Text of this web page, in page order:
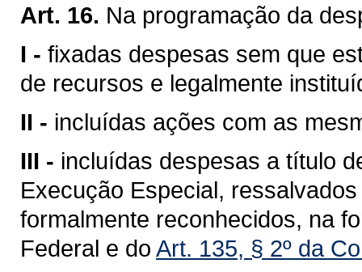
Art. 16. Na programação da
I - fixadas despesas sem que
de recursos e legalmente
II - incluídas ações com as
III - incluídas despesas a título
Execução Especial,
formalmente reconhecidos, na
Federal e do Art. 135, § 2º da